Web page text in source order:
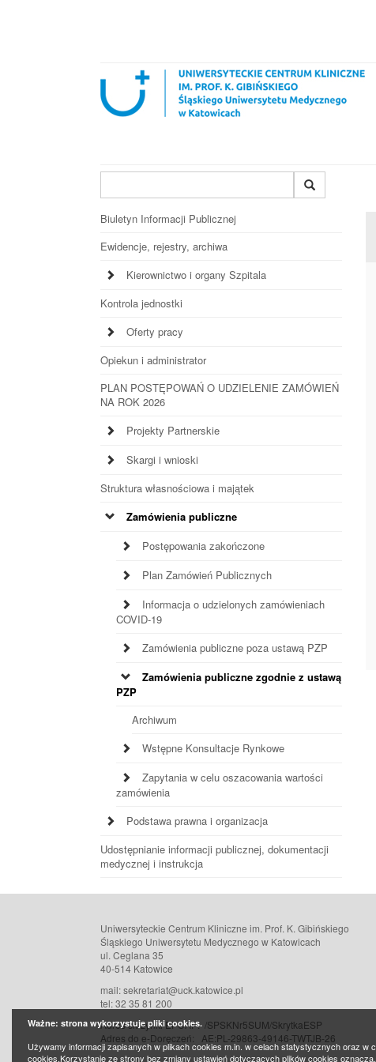
fraza
Biuletyn Informacji Publicznej
Ewidencje, rejestry, archiwa
Kierownictwo i organy Szpitala
Kontrola jednostki
Oferty pracy
Opiekun i administrator
PLAN POSTĘPOWAŃ O UDZIELENIE ZAMÓWIEŃ
NA ROK 2026
Projekty Partnerskie
Skargi i wnioski
Struktura własnościowa i majątek
Zamówienia publiczne
Postępowania zakończone
Plan Zamówień Publicznych
Informacja o udzielonych zamówieniach
COVID-19
Zamówienia publiczne poza ustawą PZP
Zamówienia publiczne zgodnie z ustawą
PZP
Archiwum
Wstępne Konsultacje Rynkowe
Zapytania w celu oszacowania wartości
zamówienia
Podstawa prawna i organizacja
Udostępnianie informacji publicznej, dokumentacji
medycznej i instrukcja
Uniwersyteckie Centrum Kliniczne im. Prof. K. Gibińskiego
Śląskiego Uniwersytetu Medycznego w Katowicach
ul. Ceglana 35
40-514 Katowice
mail: sekretariat@uck.katowice.pl
tel: 32 35 81 200
Adres skrzynki EPUAP: /SPSKNr5SUM/SkrytkaESP
Adres do e-Doręczeń: AE:PL-29863-49146-TWTJB-26
Ważne: strona wykorzystuje pliki cookies.
Używamy informacji zapisanych w plikach cookies m.in. w celach statystycznych oraz w
cookies.Korzystanie ze strony bez zmiany ustawień dotyczących plików cookies